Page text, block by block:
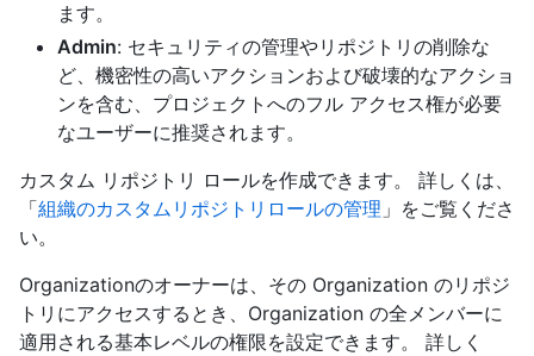
ます。
Admin: セキュリティの管理やリポジトリの削除な
ど、機密性の高いアクションおよび破壊的なアクショ
ンを含む、プロジェクトへのフル アクセス権が必要
なユーザーに推奨されます。
カスタム リポジトリ ロールを作成できます。 詳しくは、
「組織のカスタムリポジトリロールの管理 」をご覧くださ
い。
Organizationのオーナーは、その Organization のリポジ
トリにアクセスするとき、Organization の全メンバーに
適用される基本レベルの権限を設定できます。 詳しく